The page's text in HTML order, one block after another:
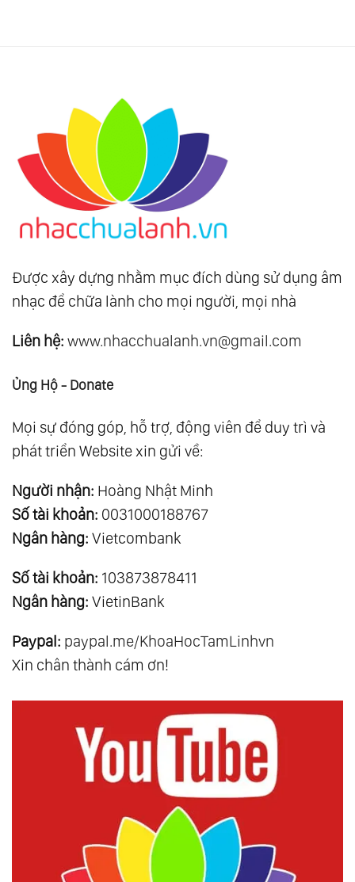
Được xây dựng nhằm mục đích dùng sử dụng âm
nhạc để chữa lành cho mọi người, mọi nhà
Liên hệ: www.nhacchualanh.vn@gmail.com
Ủng Hộ - Donate
Mọi sự đóng góp, hỗ trợ, động viên để duy trì và
phát triển Website xin gửi về:
Người nhận: Hoàng Nhật Minh
Số tài khoản: 0031000188767
Ngân hàng: Vietcombank
Số tài khoản: 103873878411
Ngân hàng: VietinBank
Paypal: paypal.me/KhoaHocTamLinhvn
Xin chân thành cám ơn!